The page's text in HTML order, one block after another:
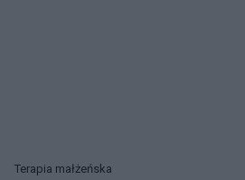
Terapia małżeńska